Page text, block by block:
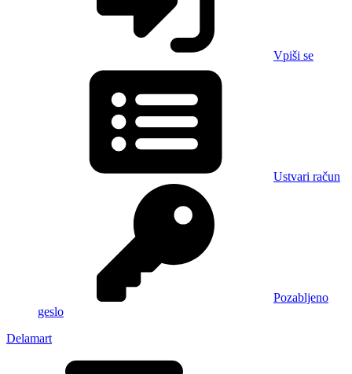
Vpiši se
Ustvari račun
Pozabljeno
geslo
Delamart